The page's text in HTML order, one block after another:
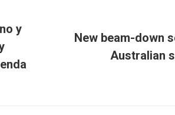
y
Publicación
New beam-down
Australian